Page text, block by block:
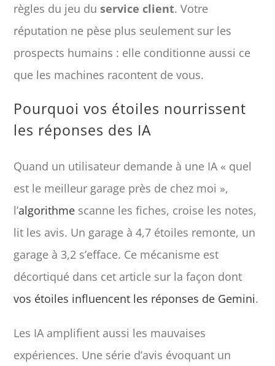
règles du jeu duservice client. Votre
réputation ne pèse plus seulement sur les
prospects humains : elle conditionne aussi ce
que les machines racontent de vous.
Pourquoi vos étoiles nourrissent
les réponses des IA
Quand un utilisateur demande à une IA « quel
est le meilleur garage près de chez moi »,
l’algorithme scanne les fiches, croise les notes,
lit les avis. Un garage à 4,7 étoiles remonte, un
garage à 3,2 s’efface. Ce mécanisme est
décortiqué dans cet article sur la façon dont
vos étoiles influencent les réponses de Gemini.
Les IA amplifient aussi les mauvaises
expériences. Une série d’avis évoquant un